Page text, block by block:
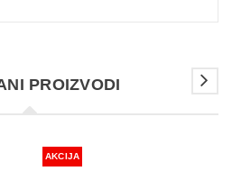
PROIZVODI
AKCIJA